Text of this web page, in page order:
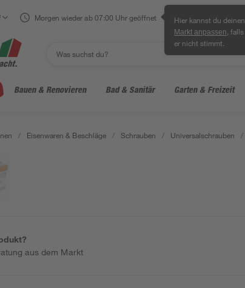
Morgen wieder ab 07:00 Uhr geöffnet Hier kannst du deinen
Markt anpassen , falls
er nicht stimmt.
Bauen & Renovieren Bad & Sanitär Garten & Freizeit
/ Eisenwaren & Beschläge / Schrauben / Universalschrauben /
aus dem Markt